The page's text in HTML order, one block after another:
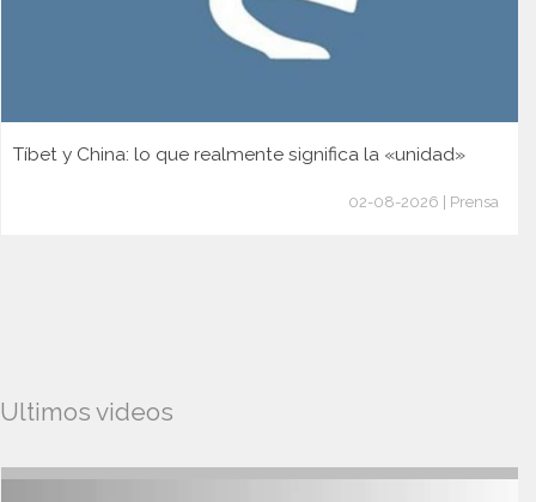
Tíbet y China: lo que realmente significa la «unidad»
02-08-2026 | Prensa
Ultimos videos